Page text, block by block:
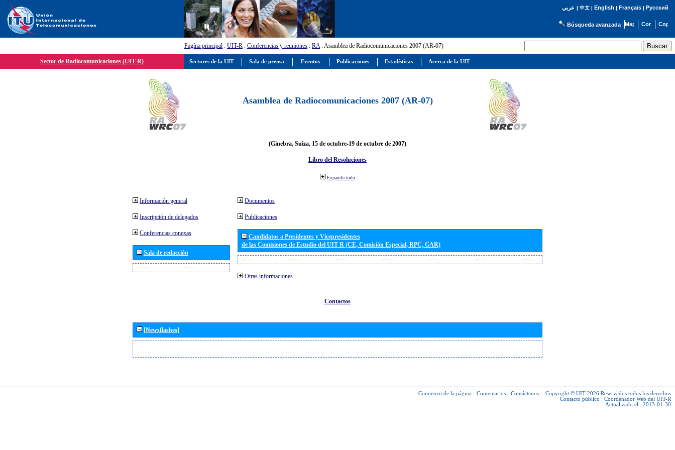
عربي | 中文| English | Français| Русский
Búsqueda avanzada
Pagína principal : UIT-R : Conferencias y reuniones : RA: Asamblea de Radiocomunicaciones 2007 (AR-07)
Sector de Radiocomunicaciones (UIT-R)
Asamblea de Radiocomunicaciones 2007 (AR-07)
(Ginebra, Suiza, 15 de octubre-19 de octubre de 2007)
Libro del Resoluciones
Expandir todo
Información general
Inscripción de delegados
Conferencias conexas
Sala de redacción
Documentos
Publicaciones
Candidatos a Presidentes y Vicepresidentes
de las Comisiones de Estudio del UIT R (CE, Comisión Especial, RPC, GAR)
Otras informaciones
Contactos
[Newsflashes]
Comienzo de la página - Comentarios - Contáctenos - Copyright © UIT 2026 Reservados todos los derechos
Contacto público : Coordenador Web del UIT-R
Actualizado el : 2013-01-30
Sectores de la UIT Sala de prensa Eventos Publicaciones Estadísticas Acerca de la UIT